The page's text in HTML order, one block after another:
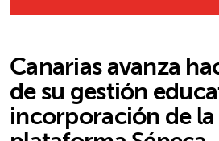
Canarias avanza
de su gestión
incorporación de